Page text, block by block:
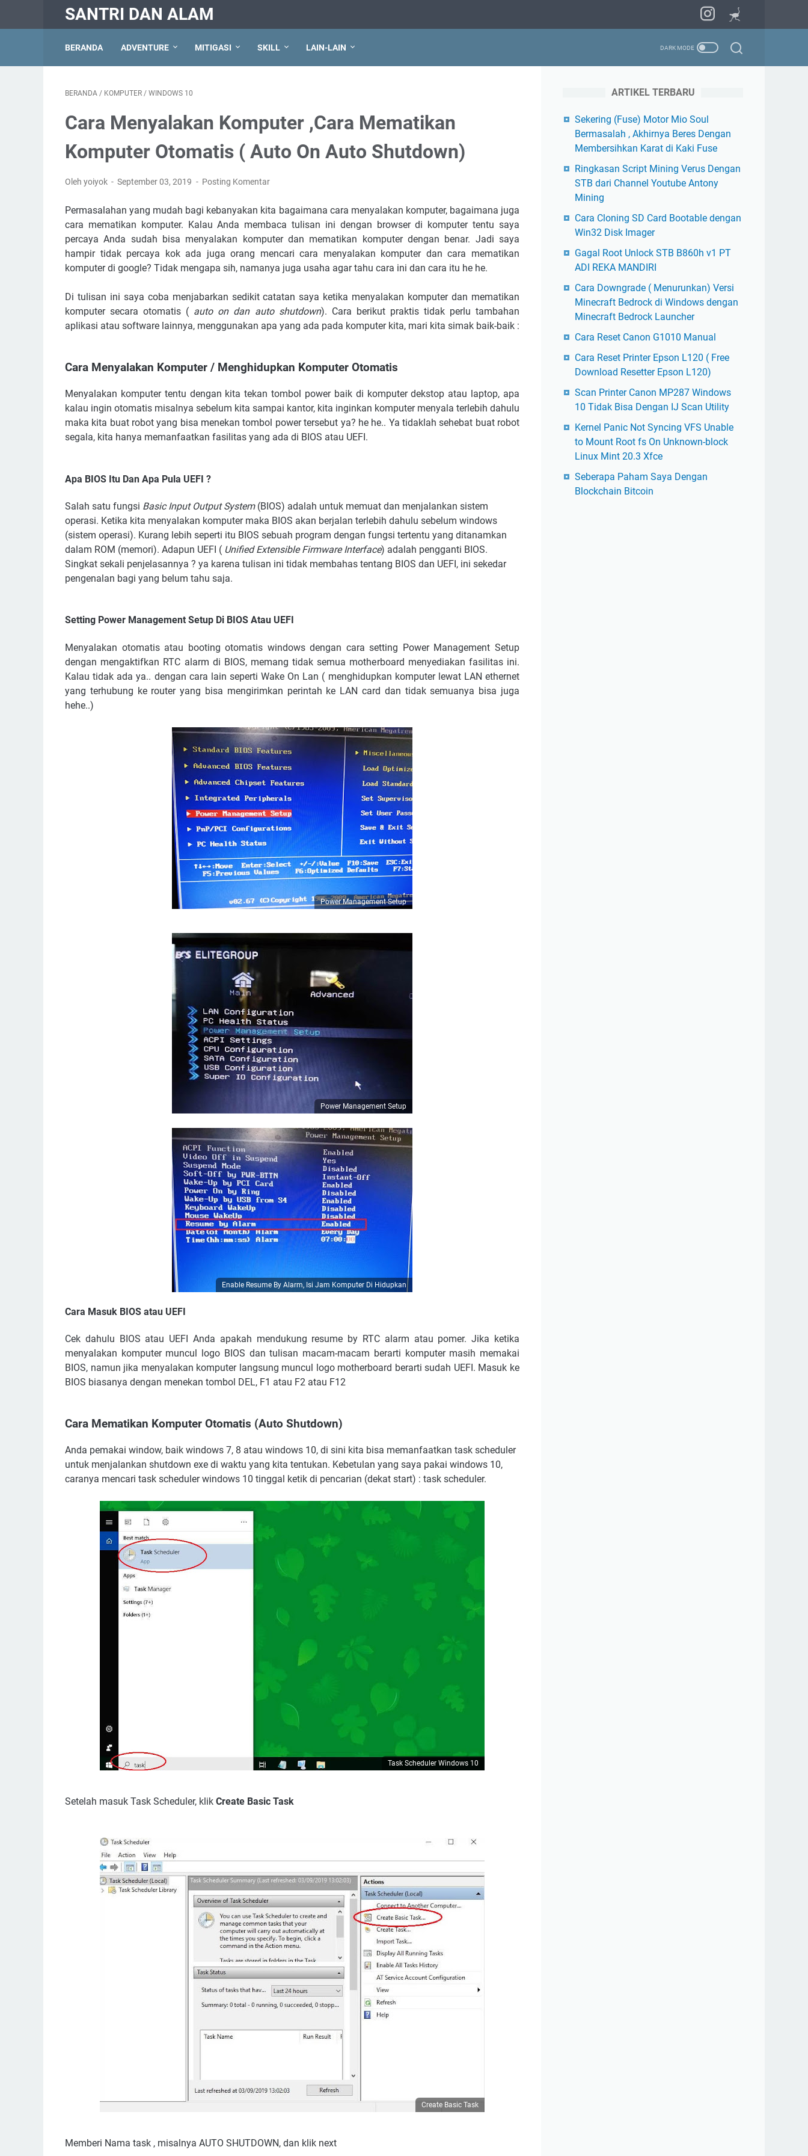
SANTRI DAN ALAM
BERANDA ADVENTURE MITIGASI SKILL LAIN-LAIN
BERANDA / KOMPUTER / WINDOWS 10
Cara Menyalakan Komputer ,Cara Mematikan
Komputer Otomatis ( Auto On Auto Shutdown)
Oleh yoiyok September 03, 2019 Posting Komentar
Permasalahan yang mudah bagi kebanyakan kita bagaimana cara menyalakan komputer, bagaimana juga
cara mematikan komputer. Kalau Anda membaca tulisan ini dengan browser di komputer tentu saya
percaya Anda sudah bisa menyalakan komputer dan mematikan komputer dengan benar. Jadi saya
hampir tidak percaya kok ada juga orang mencari cara menyalakan komputer dan cara mematikan
komputer di google? Tidak mengapa sih, namanya juga usaha agar tahu cara ini dan cara itu he he.
Di tulisan ini saya coba menjabarkan sedikit catatan saya ketika menyalakan komputer dan mematikan
komputer secara otomatis ( auto on dan auto shutdown). Cara berikut praktis tidak perlu tambahan
aplikasi atau software lainnya, menggunakan apa yang ada pada komputer kita, mari kita simak baik-baik :
Cara Menyalakan Komputer / Menghidupkan Komputer Otomatis
Menyalakan komputer tentu dengan kita tekan tombol power baik di komputer dekstop atau laptop, apa
kalau ingin otomatis misalnya sebelum kita sampai kantor, kita inginkan komputer menyala terlebih dahulu
maka kita buat robot yang bisa menekan tombol power tersebut ya? he he.. Ya tidaklah sehebat buat robot
segala, kita hanya memanfaatkan fasilitas yang ada di BIOS atau UEFI.
Apa BIOS Itu Dan Apa Pula UEFI ?
Salah satu fungsi Basic Input Output System(BIOS) adalah untuk memuat dan menjalankan sistem
operasi. Ketika kita menyalakan komputer maka BIOS akan berjalan terlebih dahulu sebelum windows
(sistem operasi). Kurang lebih seperti itu BIOS sebuah program dengan fungsi tertentu yang ditanamkan
dalam ROM (memori). Adapun UEFI ( Unified Extensible Firmware Interface) adalah pengganti BIOS.
Singkat sekali penjelasannya ? ya karena tulisan ini tidak membahas tentang BIOS dan UEFI, ini sekedar
pengenalan bagi yang belum tahu saja.
Setting Power Management Setup Di BIOS Atau UEFI
Menyalakan otomatis atau booting otomatis windows dengan cara setting Power Management Setup
dengan mengaktifkan RTC alarm di BIOS, memang tidak semua motherboard menyediakan fasilitas ini.
Kalau tidak ada ya.. dengan cara lain seperti Wake On Lan ( menghidupkan komputer lewat LAN ethernet
yang terhubung ke router yang bisa mengirimkan perintah ke LAN card dan tidak semuanya bisa juga
hehe..)
Power Management Setup
Power Management Setup
Enable Resume By Alarm, Isi Jam Komputer Di Hidupkan
Cara Masuk BIOS atau UEFI
Cek dahulu BIOS atau UEFI Anda apakah mendukung resume by RTC alarm atau pomer. Jika ketika
menyalakan komputer muncul logo BIOS dan tulisan macam-macam berarti komputer masih memakai
BIOS, namun jika menyalakan komputer langsung muncul logo motherboard berarti sudah UEFI. Masuk ke
BIOS biasanya dengan menekan tombol DEL, F1 atau F2 atau F12
Cara Mematikan Komputer Otomatis (Auto Shutdown)
Anda pemakai window, baik windows 7, 8 atau windows 10, di sini kita bisa memanfaatkan task scheduler
untuk menjalankan shutdown exe di waktu yang kita tentukan. Kebetulan yang saya pakai windows 10,
caranya mencari task scheduler windows 10 tinggal ketik di pencarian (dekat start) : task scheduler.
Task Scheduler Windows 10
Setelah masuk Task Scheduler, klik Create Basic Task
Create Basic Task
Memberi Nama task , misalnya AUTO SHUTDOWN, dan klik next
ARTIKEL TERBARU
Sekering (Fuse) Motor Mio Soul
Bermasalah , Akhirnya Beres Dengan
Membersihkan Karat di Kaki Fuse
Ringkasan Script Mining Verus Dengan
STB dari Channel Youtube Antony
Mining
Cara Cloning SD Card Bootable dengan
Win32 Disk Imager
Gagal Root Unlock STB B860h v1 PT
ADI REKA MANDIRI
Cara Downgrade ( Menurunkan) Versi
Minecraft Bedrock di Windows dengan
Minecraft Bedrock Launcher
Cara Reset Canon G1010 Manual
Cara Reset Printer Epson L120 ( Free
Download Resetter Epson L120)
Scan Printer Canon MP287 Windows
10 Tidak Bisa Dengan IJ Scan Utility
Kernel Panic Not Syncing VFS Unable
to Mount Root fs On Unknown-block
Linux Mint 20.3 Xfce
Seberapa Paham Saya Dengan
Blockchain Bitcoin